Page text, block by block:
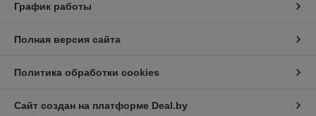
График работы
Полная версия сайта
Политика обработки cookies
Сайт создан на платформе Deal.by